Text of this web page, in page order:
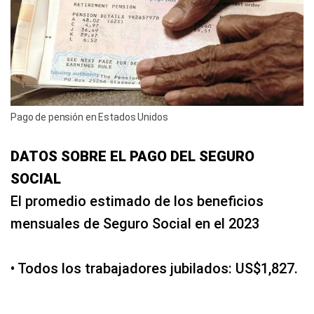
Pago de pensión en Estados Unidos
DATOS SOBRE EL PAGO DEL SEGURO
SOCIAL
El promedio estimado de los beneficios
mensuales de Seguro Social en el 2023
• Todos los trabajadores jubilados: US$1,827.